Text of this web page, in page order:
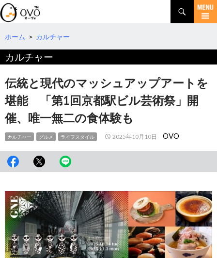
検
索
コ
テ
ツ
へ
ホーム > カルチャー
カルチャー
伝統と現代のマッシュアップアートを
堪能 「第1回京都駅ビル芸術祭」開
催、唯一無二の食体験も
カルチャー グルメ ライフスタイル 2025年10月10日 OVO